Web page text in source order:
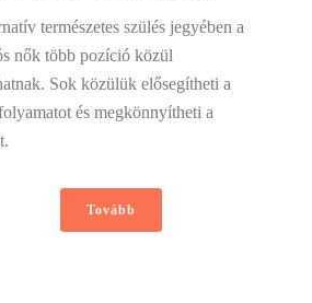
természetes szülés jegyében a
nők több pozíció közül
Sok közülük elősegítheti a
és megkönnyítheti a
Tovább